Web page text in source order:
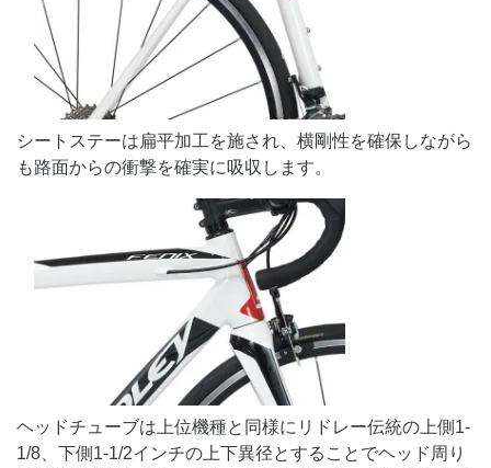
シートステーは扁平加工を施され、横剛性を確保しながら
も路面からの衝撃を確実に吸収します。
ヘッドチューブは上位機種と同様にリドレー伝統の上側1-
1/8、下側1-1/2インチの上下異径とすることでヘッド周り